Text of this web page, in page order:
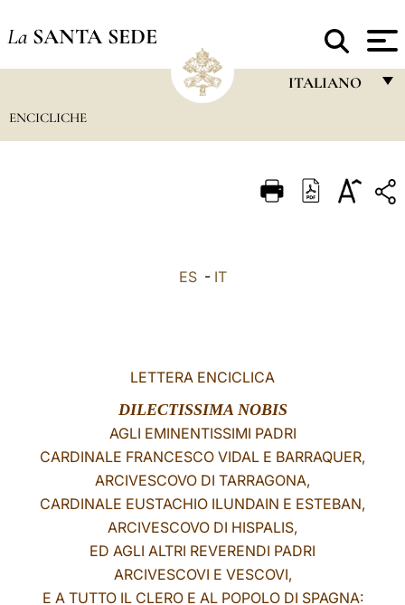
La SANTA SEDE
ITALIANO
ITALIANO
中文
LATINE
ENCICLICHE
ES- IT
LETTERA ENCICLICA
DILECTISSIMA NOBIS
AGLI EMINENTISSIMI PADRI
CARDINALE FRANCESCO VIDAL E BARRAQUER,
ARCIVESCOVO DI TARRAGONA,
CARDINALE EUSTACHIO ILUNDAIN E ESTEBAN,
ARCIVESCOVO DI HISPALIS,
ED AGLI ALTRI REVERENDI PADRI
ARCIVESCOVI E VESCOVI,
E A TUTTO IL CLERO E AL POPOLO DI SPAGNA: